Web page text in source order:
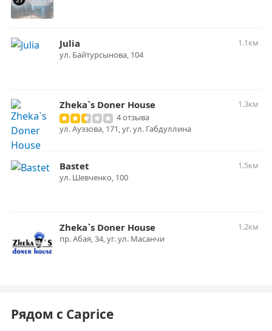
Julia
1.1км
ул. ​Байтурсынова, 104
Zheka`s Doner House
1.3км
4 отзыва
ул. Ауэзова, 171, уг. ул. Габдуллина
Bastet
1.5км
ул. Шевченко, 100
Zheka`s Doner House
1.2км
пр. Абая, 34, уг. ул. Масанчи
Рядом с Caprice